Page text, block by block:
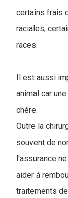
certains frais
raciales,
races.
Il est aussi
animal car
chère.
Outre la
souvent de
l'assurance
aider à
traitements